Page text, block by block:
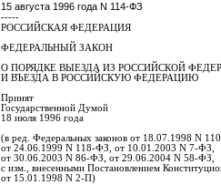
15 августа 1996 года N 114-ФЗ
-----
РОССИЙСКАЯ ФЕДЕРАЦИЯ
ФЕДЕРАЛЬНЫЙ ЗАКОН
О ПОРЯДКЕ ВЫЕЗДА ИЗ РОССИЙСКОЙ
И ВЪЕЗДА В РОССИЙСКУЮ ФЕДЕРАЦИЮ
Принят
Государственной Думой
18 июля 1996 года
(в ред. Федеральных законов от 18.07.1998 N
от 24.06.1999 N 118-ФЗ, от 10.01.2003 N 7-ФЗ,
от 30.06.2003 N 86-ФЗ, от 29.06.2004 N 58-ФЗ,
с изм., внесенными Постановлением
от 15.01.1998 N 2-П)